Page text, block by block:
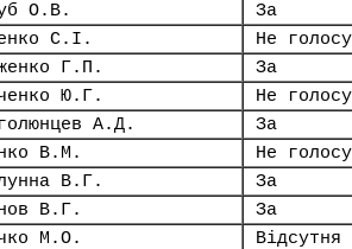
О.В.
За
С.І.
Не
Г.П.
За
Ю.Г.
Не
А.Д.
За
В.М.
Не
В.Г.
За
В.Г.
За
М.О.
Відсутня